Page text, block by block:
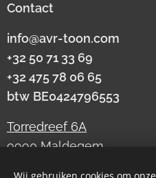
Contact
info@avr-toon.com
+32 50 71 33 69
+32 475 78 06 65
btw BE0424796553
Torredreef 6A
9990 Maldegem